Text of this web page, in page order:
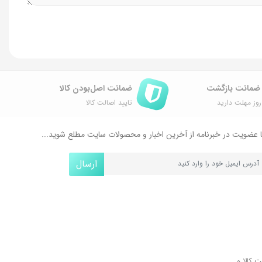
مهلت دارید
ضمانت اصل‌بودن کالا
تایید اصالت کالا
عضویت در خبرنامه از آخرین اخبار و محصولات سایت مطلع شوید...
ارسال